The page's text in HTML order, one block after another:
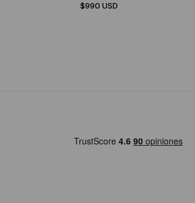
$990 USD
El mejor sitio de arte de Latam,
especialmente por la curación